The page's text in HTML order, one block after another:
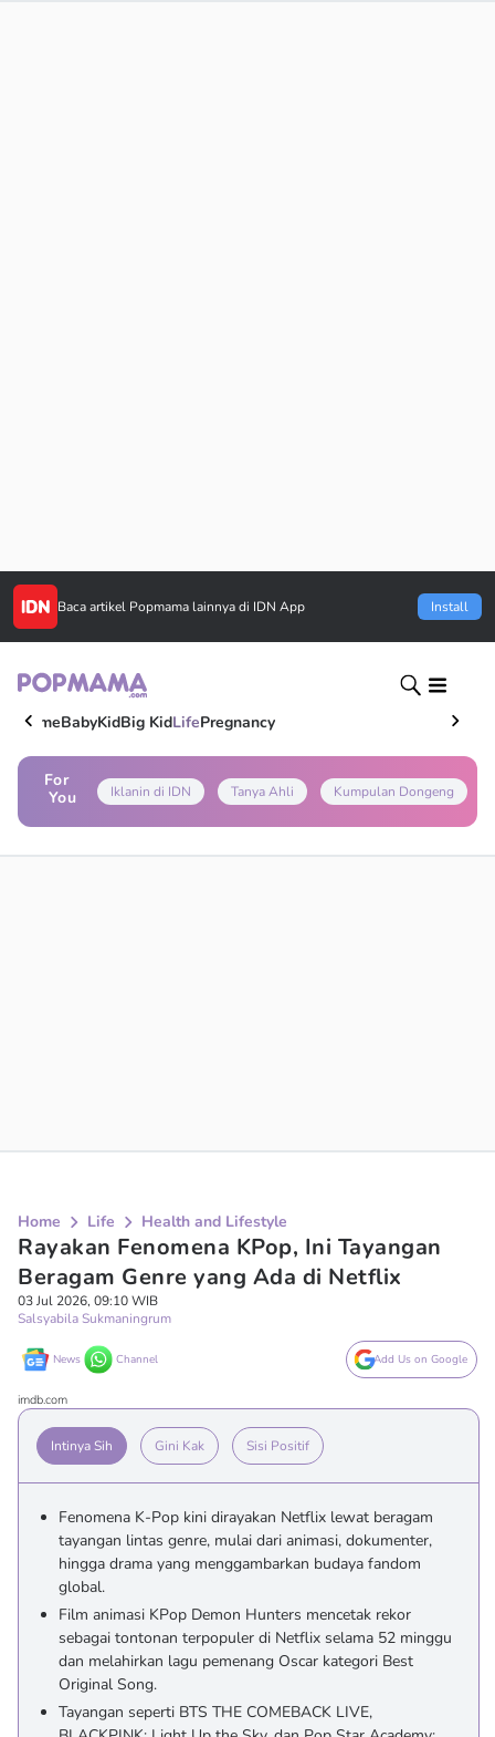
Baca artikel Popmama lainnya di IDN App Install
HomeBabyKidBig KidLifePregnancy
For
You
Iklanin di IDN Tanya Ahli Kumpulan Dongeng
Home Life Health and Lifestyle
Rayakan Fenomena KPop, Ini Tayangan
Beragam Genre yang Ada di Netflix
03 Jul 2026, 09:10 WIB
Salsyabila Sukmaningrum
News Channel Add Us on Google
imdb.com
Intinya Sih Gini Kak Sisi Positif
Fenomena K-Pop kini dirayakan Netflix lewat beragam
tayangan lintas genre, mulai dari animasi, dokumenter,
hingga drama yang menggambarkan budaya fandom
global.
Film animasi KPop Demon Hunters mencetak rekor
sebagai tontonan terpopuler di Netflix selama 52 minggu
dan melahirkan lagu pemenang Oscar kategori Best
Original Song.
Tayangan seperti BTS THE COMEBACK LIVE,